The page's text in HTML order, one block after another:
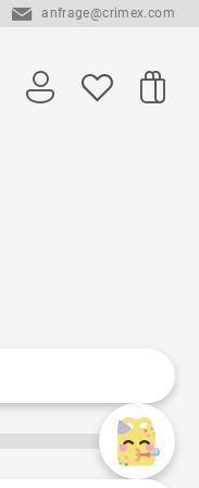
anfrage@crimex.com